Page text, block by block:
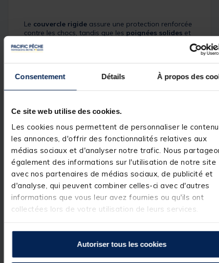
Consentement Détails À propos des
Ce site web utilise des cookies.
Les cookies nous permettent de personnaliser le
les annonces, d'offrir des fonctionnalités relatives aux
médias sociaux et d'analyser notre trafic. Nous
également des informations sur l'utilisation de notre site
avec nos partenaires de médias sociaux, de publicité et
d'analyse, qui peuvent combiner celles-ci avec d'autres
informations que vous leur avez fournies ou qu'ils ont
collectées lors de votre utilisation de leurs services.
Autoriser tous les cookies
Le couvercle rigide assure une protection renforcée
contre les chocs, tandis que les poignées solides et
sangle de portage ergonomique
garantissent un
transport confortable, même chargé.
la recherche d’un sac fiable, fonctionnel et étanche,
Détails
Bakkan conçu en EVA étanche aux embruns et à la
pluie
compartiment de rangement zippé sous
le couvercle
Couvercle rigide pour une protection optimale contre
Volume interne de 26 L pour transporter plusieurs